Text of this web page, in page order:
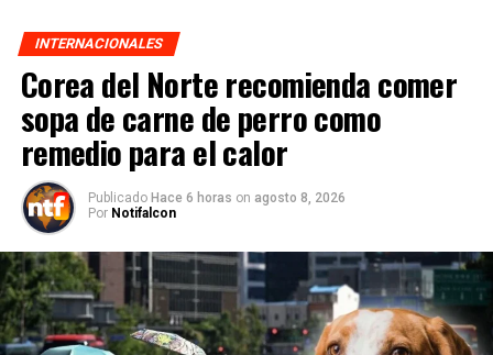
INTERNACIONALES
Corea del Norte recomienda comer
sopa de carne de perro como
remedio para el calor
Publicado Hace 6 horas on agosto 8, 2026
Por Notifalcon